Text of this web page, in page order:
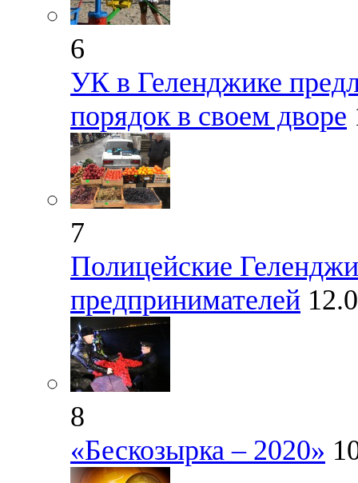
6
УК в Геленджике
порядок в своем дворе
7
Полицейские
предпринимателей
8
«Бескозырка – 2020»